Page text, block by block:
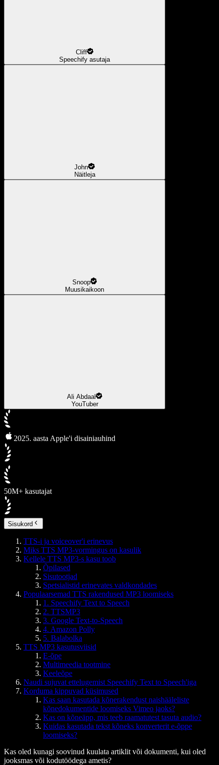
Cliff
Speechify asutaja
John
Näitleja
Snoop
Muusikaikoon
Ali Abdaal
YouTuber
2025. aasta Apple'i disainiauhind
50M+ kasutajat
Sisukord
TTS-i ja voiceover'i erinevus
Miks TTS MP3-vormingus on kasulik
Kellele TTS MP3-s kasu toob
Õpilased
Sisutootjad
Spetsialistid erinevates valdkondades
Populaarsemad TTS rakendused MP3 loomiseks
1. Speechify Text to Speech
2. TTSMP3
3. Google Text-to-Speech
4. Amazon Polly
5. Balabolka
TTS MP3 kasutusviisid
E-õpe
Multimeedia tootmine
Keeleõpe
Naudi sujuvat ettelugemist Speechify Text to Speech'iga
Korduma kippuvad küsimused
Kas saan kasutada kõnerakendust naishääleliste
kõnedokumentide loomiseks Vimeo jaoks?
Kas on kõneäpp, mis teeb raamatutest tasuta audio?
Kuidas kasutada tekst kõneks konverterit e-õppe
loomiseks?
Kas oled kunagi soovinud kuulata artiklit või dokumenti, kui oled
jooksmas või kodutöödega ametis?